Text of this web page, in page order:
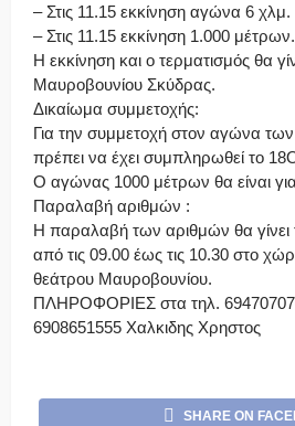
– Στις 11.15 εκκίνηση αγώνα 6 χλμ.
– Στις 11.15 εκκίνηση 1.000 μέτρων.
Η εκκίνηση και ο τερματισμός θα
Μαυροβουνίου Σκύδρας.
Δικαίωμα συμμετοχής:
Για την συμμετοχή στον αγώνα
πρέπει να έχει συμπληρωθεί το 18Ο
Ο αγώνας 1000 μέτρων θα είναι για
Παραλαβή αριθμών :
Η παραλαβή των αριθμών θα
από τις 09.00 έως τις 10.30 στο
θεάτρου Μαυροβουνίου.
ΠΛΗΡΟΦΟΡΙΕΣ στα τηλ.
6908651555 Χαλκιδης Χρηστος
SHARE ON